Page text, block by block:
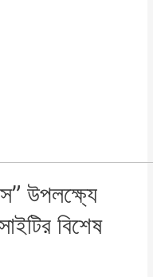
উপলক্ষ্যে
বিশেষ